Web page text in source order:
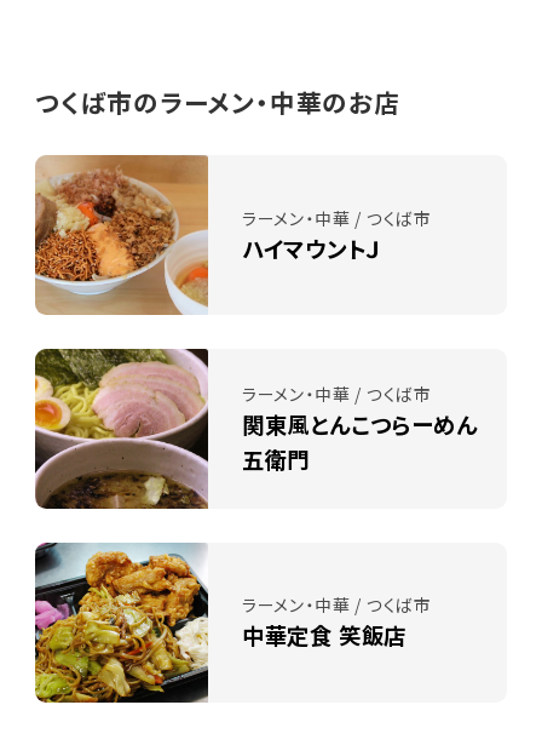
つくば市のラーメン・中華のお店
ラーメン・中華 / つくば市
ハイマウントＪ
ラーメン・中華 / つくば市
関東風とんこつらーめん
五衛門
ラーメン・中華 / つくば市
中華定食 笑飯店